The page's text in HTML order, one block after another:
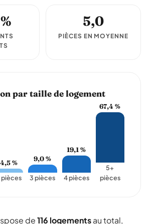
5,0
PIÈCES EN MOYENNE
par taille de logement
4,5 %
pièces
9,0 %
3 pièces
19,1 %
4 pièces
67,4 %
5+
pièces
de116 logementsau total,